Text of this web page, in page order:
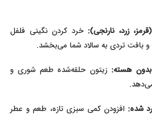
زرد، نارنجی):خرد کردن نگینی فلفل
بافت تردی به سالاد شما می‌بخشد.
هسته:زیتون حلقه‌شده طعم شوری و
افزودن کمی سبزی تازه، طعم و عطر